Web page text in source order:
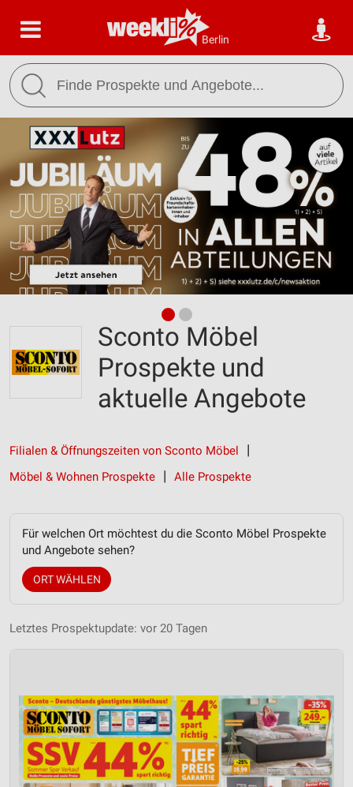
Berlin
Sconto Möbel
Prospekte und
aktuelle Angebote
Filialen & Öffnungszeiten von Sconto Möbel
Möbel & Wohnen Prospekte
Alle Prospekte
Für welchen Ort möchtest du die Sconto Möbel Prospekte
und Angebote sehen?
ORT WÄHLEN
Letztes Prospektupdate: vor 20 Tagen